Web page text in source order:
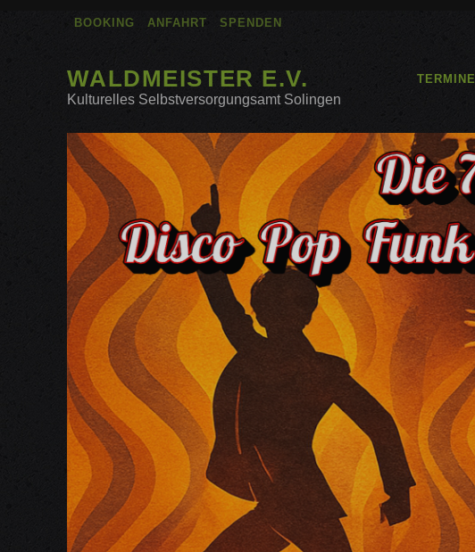
BOOKING ANFAHRT SPENDEN
WALDMEISTER E.V.
Kulturelles Selbstversorgungsamt Solingen
TERMINE